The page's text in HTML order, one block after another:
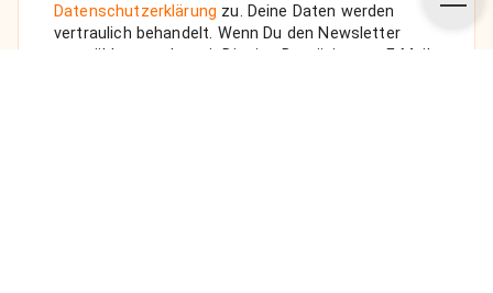
Datenschutzerklärung zu. Deine Daten werden
vertraulich behandelt. Wenn Du den Newsletter
auswählst, senden wir Dir eine Bestätigungs-E-Mail.